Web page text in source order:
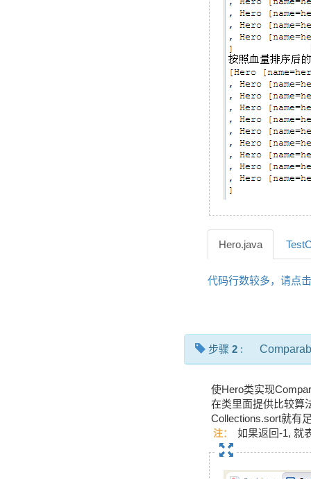
Hero.java
代码行数较多，请点
步骤 2 :
使Hero类实现
在类里面提供比较算
Collections.sort就有
注： 如果返回-1, 就